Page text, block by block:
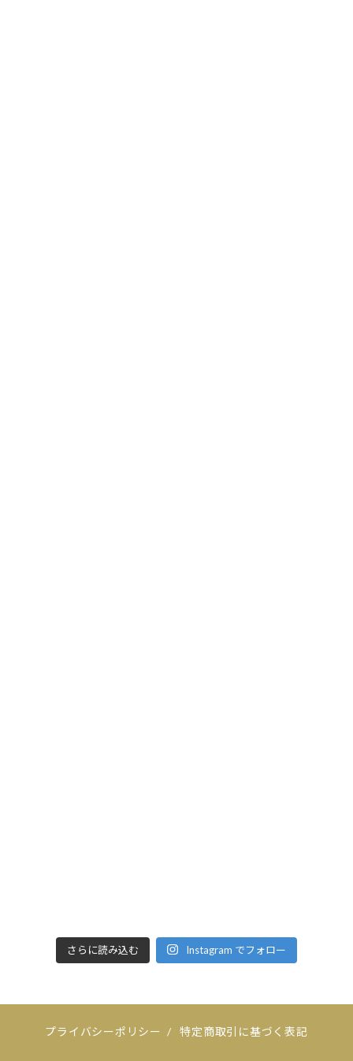
さらに読み込む Instagram でフォロー
プライバシーポリシー / 特定商取引に基づく表記